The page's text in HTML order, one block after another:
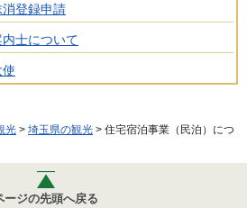
登録申請
士について
光 > 埼玉県の観光 > 住宅宿泊事業（民泊）につ
ージの先頭へ戻る